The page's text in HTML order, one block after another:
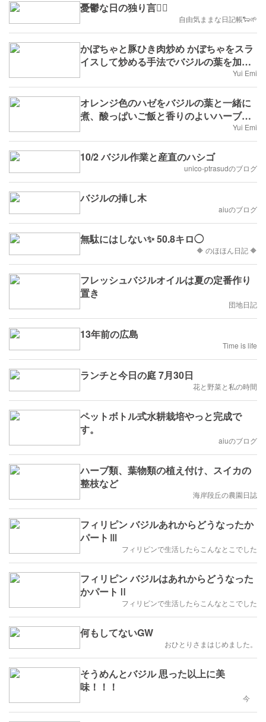
憂鬱な日の独り言😮‍💨
自由気ままな日記帳🐑🌱
かぼちゃと豚ひき肉炒め かぼちゃをスラ
イスして炒める手法でバジルの葉を加え
Yui Emi
オレンジ色のハゼをバジルの葉と一緒に
煮、酸っぱいご飯と香りのよいハーブを
Yui Emi
10/2 バジル作業と産直のハシゴ
unico-ptrasudのブログ
バジルの挿し木
aiuのブログ
無駄にはしない✨ 50.8キロ◯
🔶 のほほん日記 🔶
フレッシュバジルオイルは夏の定番作り
置き
団地日記
13年前の広島
Time is life
ランチと今日の庭 7月30日
花と野菜と私の時間
ペットボトル式水耕栽培やっと完成で
す。
aiuのブログ
ハーブ類、葉物類の植え付け、スイカの
整枝など
海岸段丘の農園日誌
フィリピン バジルあれからどうなったか
パートⅢ
フィリピンで生活したらこんなとこでした
フィリピン バジルはあれからどうなった
かパートⅡ
フィリピンで生活したらこんなとこでした
何もしてないGW
おひとりさまはじめました。
そうめんとバジル 思った以上に美
味！！！
今